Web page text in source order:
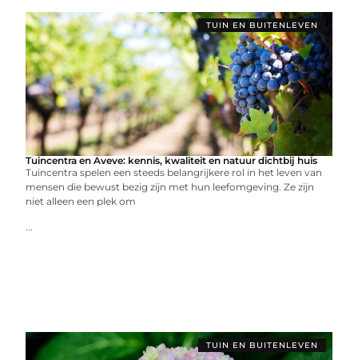
TUIN EN BUITENLEVEN
Tuincentra en Aveve: kennis, kwaliteit en natuur dichtbij huis
Tuincentra spelen een steeds belangrijkere rol in het leven van
mensen die bewust bezig zijn met hun leefomgeving. Ze zijn
niet alleen een plek om
...
TUIN EN BUITENLEVEN